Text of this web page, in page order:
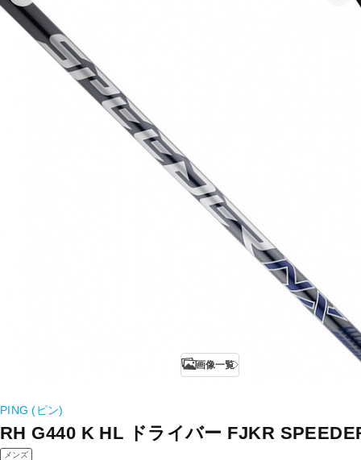
画像一覧
PING (ピン)
RH G440 K HL ドライバー FJKR
メンズ